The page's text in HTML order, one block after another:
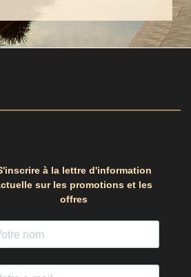
à la lettre d'information
sur les promotions et les
offres